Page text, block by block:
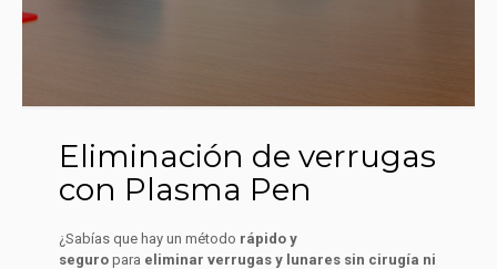
Eliminación de verrugas
con Plasma Pen
¿Sabías que hay un método rápido y
seguro para eliminar verrugas y lunares sin cirugía ni